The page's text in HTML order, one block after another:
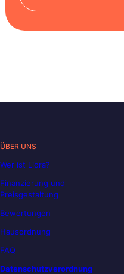
ÜBER UNS
Wer ist Liora?
Finanzierung und
Preisgestaltung
Bewertungen
Hausordnung
FAQ
Datenschutzverordnung